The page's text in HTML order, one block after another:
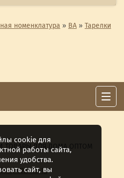
номенклатура » ВА » Тарелки
ТОВАРЫ ДЛЯ ДОМА ОПТОМ
922 -15-12
cookie для
работы сайта,
удобства.
сайт, вы